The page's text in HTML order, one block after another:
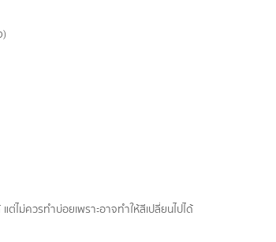
ไม่ควรทำบ่อยเพราะอาจทำให้สีเปลี่ยนไปได้